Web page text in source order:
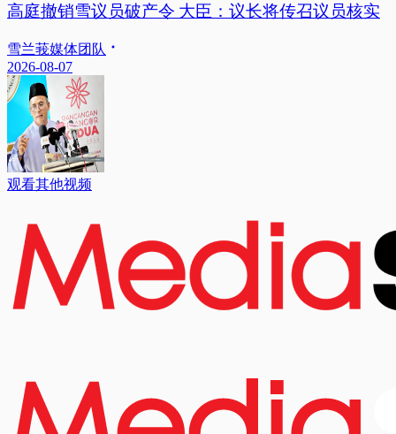
高庭撤销雪议员破产令 大臣：议长将传召议员核实
雪兰莪媒体团队
2026-08-07
观看其他视频